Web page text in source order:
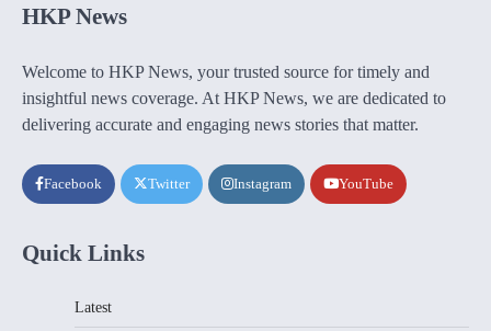
HKP News
Welcome to HKP News, your trusted source for timely and
insightful news coverage. At HKP News, we are dedicated to
delivering accurate and engaging news stories that matter.
Facebook Twitter Instagram YouTube
Quick Links
Latest